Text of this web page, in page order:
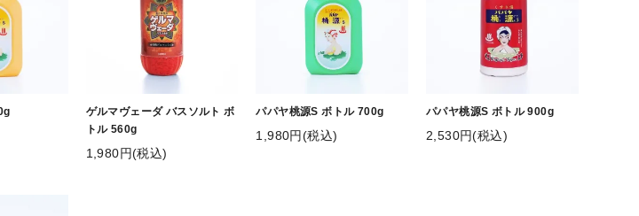
ゲルマヴェーダ バスソルト ボ
トル 560g
1,980円(税込)
パパヤ桃源S ボトル 700g
1,980円(税込)
パパヤ桃源S ボトル 900g
2,530円(税込)